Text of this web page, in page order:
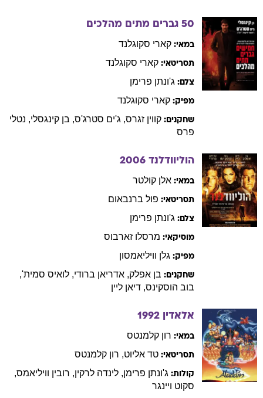
50 גברים מתים מהלכים
במאי: קארי סקוגלנד
תסריטאי: קארי סקוגלנד
צלם: ג'ונתן פרימן
מפיק: קארי סקוגלנד
שחקנים: קווין זגרס, ג'ים סטרג'ס, בן קינגסלי, נטלי
פרס
הוליוודלנד 2006
במאי: אלן קולטר
תסריטאי: פול ברנבאום
צלם: ג'ונתן פרימן
מוסיקאי: מרסלו זארבוס
מפיק: גלן וויליאמסון
שחקנים: בן אפלק, אדריאן ברודי, לואיס סמית',
בוב הוסקינס, דיאן ליין
אלאדין 1992
במאי: רון קלמנטס
תסריטאי: טד אליוט, רון קלמנטס
קולות: ג'ונתן פרימן, לינדה לרקין, רובין וויליאמס,
סקוט ויינגר